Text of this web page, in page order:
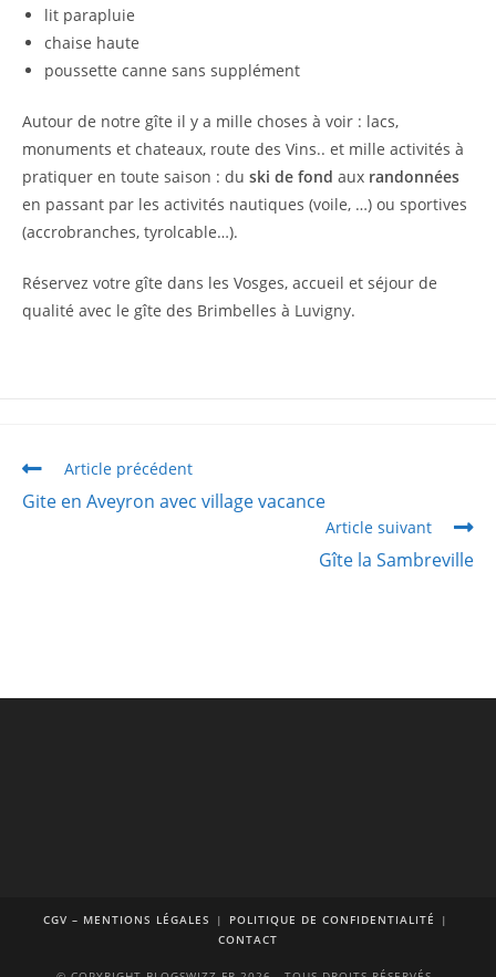
lit parapluie
chaise haute
poussette canne sans supplément
Autour de notre gîte il y a mille choses à voir : lacs,
monuments et chateaux, route des Vins.. et mille activités à
pratiquer en toute saison : du ski de fond aux randonnées
en passant par les activités nautiques (voile, …) ou sportives
(accrobranches, tyrolcable…).
Réservez votre gîte dans les Vosges, accueil et séjour de
qualité avec le gîte des Brimbelles à Luvigny.
Article précédent
Gite en Aveyron avec village vacance
Article suivant
Gîte la Sambreville
CGV – MENTIONS LÉGALES
POLITIQUE DE CONFIDENTIALITÉ
CONTACT